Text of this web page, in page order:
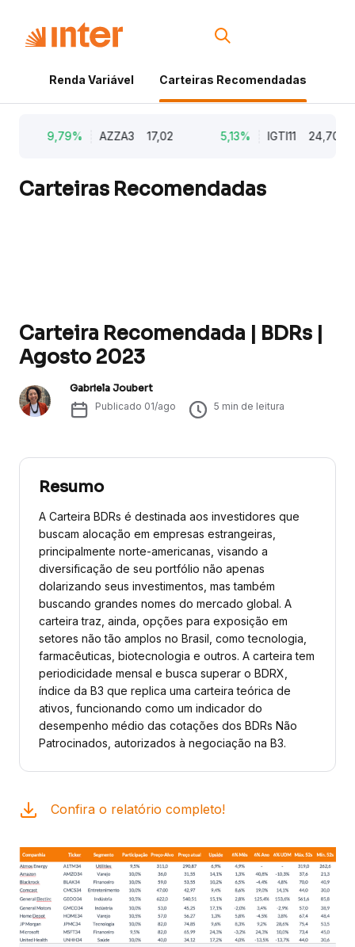
Renda Variável Carteiras Recomendadas
9,79% AZZA3 17,02 5,13% IGTI11 24,70
Carteiras Recomendadas
Carteira Recomendada | BDRs |
Agosto 2023
Gabriela Joubert
Publicado 01/ago 5 min de leitura
Resumo
A Carteira BDRs é destinada aos investidores que
buscam alocação em empresas estrangeiras,
principalmente norte-americanas, visando a
diversificação de seu portfólio não apenas
dolarizando seus investimentos, mas também
buscando grandes nomes do mercado global. A
carteira traz, ainda, opções para exposição em
setores não tão amplos no Brasil, como tecnologia,
farmacêuticas, biotecnologia e outros. A carteira tem
periodicidade mensal e busca superar o BDRX,
índice da B3 que replica uma carteira teórica de
ativos, funcionando como um indicador do
desempenho médio das cotações dos BDRs Não
Patrocinados, autorizados à negociação na B3.
Confira o relatório completo!